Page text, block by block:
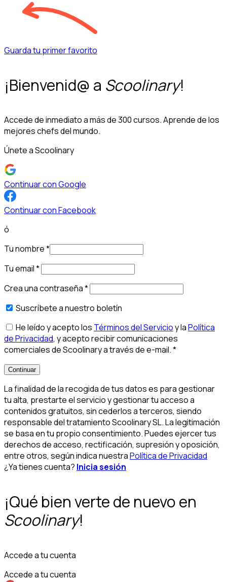
Guarda tu primer favorito
¡Bienvenid@ a Scoolinary!
Accede de inmediato a más de 300 cursos. Aprende de los
mejores chefs del mundo.
Únete a Scoolinary
Continuar con Google
Continuar con Facebook
ó
Tu nombre*
Tu email*
Crea una contraseña*
Suscríbete a nuestro boletín
He leído y acepto los Términos del Servicioy laPolítica
de Privacidad, y acepto recibir comunicaciones
comerciales de Scoolinary a través de e-mail.*
Continuar
La finalidad de la recogida de tus datos es para gestionar
tu alta, prestarte el servicio y gestionar tu acceso a
contenidos gratuitos, sin cederlos a terceros, siendo
responsable del tratamiento Scoolinary SL. La legitimación
se basa en tu propio consentimiento. Puedes ejercer tus
derechos de acceso, rectificación, supresión y oposición,
entre otros, según indica nuestraPolítica de Privacidad
¿Ya tienes cuenta? Inicia sesión
¡Qué bien verte de nuevo en
Scoolinary!
Accede a tu cuenta
Accede a tu cuenta